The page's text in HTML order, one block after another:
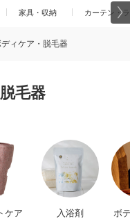
家具・収納 カーテン・
ィケア・脱毛器
毛器
ケア 入浴剤
ボ